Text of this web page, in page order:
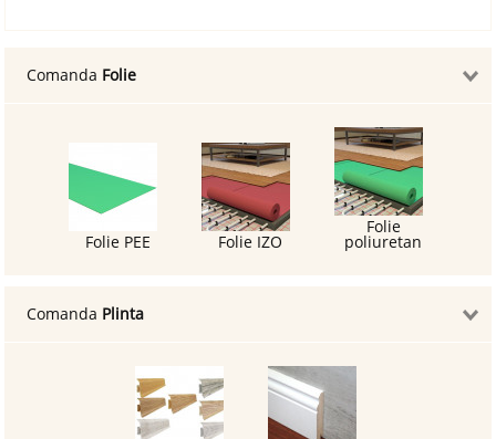
Comanda Folie
Folie PEE Folie IZO
Folie
poliuretan
Comanda Plinta